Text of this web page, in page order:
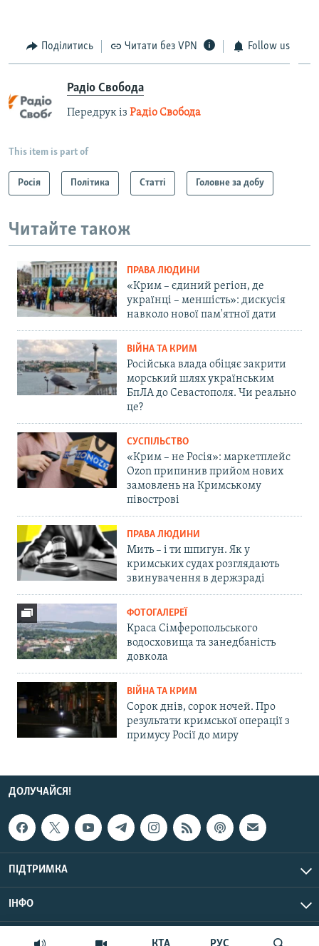
Поділитись Читати без VPN Follow us
Радіо Свобода
Передрук із Радіо Свобода
This item is part of
Росія Політика Статті Головне за добу
Читайте також
ПРАВА ЛЮДИНИ
«Крим – єдиний регіон, де
українці – меншість»: дискусія
навколо нової пам'ятної дати
ВІЙНА ТА КРИМ
Російська влада обіцяє закрити
морський шлях українським
БпЛА до Севастополя. Чи реально
це?
СУСПІЛЬСТВО
«Крим – не Росія»: маркетплейс
Ozon припинив прийом нових
замовлень на Кримському
півострові
ПРАВА ЛЮДИНИ
Мить – і ти шпигун. Як у
кримських судах розглядають
звинувачення в держзраді
ФОТОГАЛЕРЕЇ
Краса Сімферопольського
водосховища та занедбаність
довкола
ВІЙНА ТА КРИМ
Сорок днів, сорок ночей. Про
результати кримської операції з
примусу Росії до миру
ДОЛУЧАЙСЯ!
ПІДТРИМКА
ІНФО
© Крим.Реалії, 2026 | Усі права застережено.